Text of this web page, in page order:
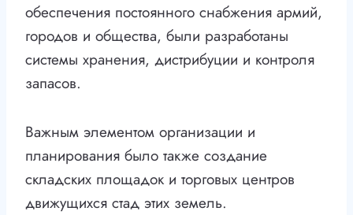
обеспечения постоянного снабжения армий,
городов и общества, были разработаны
системы хранения, дистрибуции и контроля
запасов.
Важным элементом организации и
планирования было также создание
складских площадок и торговых центров
движущихся стад этих земель.